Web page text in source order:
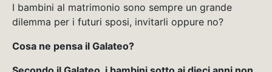
I bambini al matrimonio sono sempre un grande
dilemma per i futuri sposi, invitarli oppure no?
Cosa ne pensa il Galateo?